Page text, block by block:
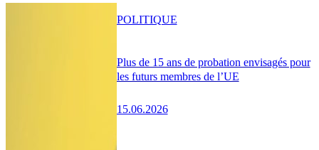
Plus de 15 ans de probation envisagés pour
les futurs membres de l’UE
15.06.2026
POLITIQUE